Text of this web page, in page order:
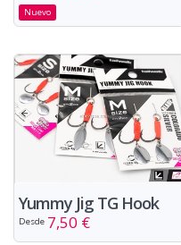
Nuevo
Yummy Jig TG Hook
Desde 7,50 €